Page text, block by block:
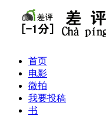
首页
电影
微拍
我要投稿
书